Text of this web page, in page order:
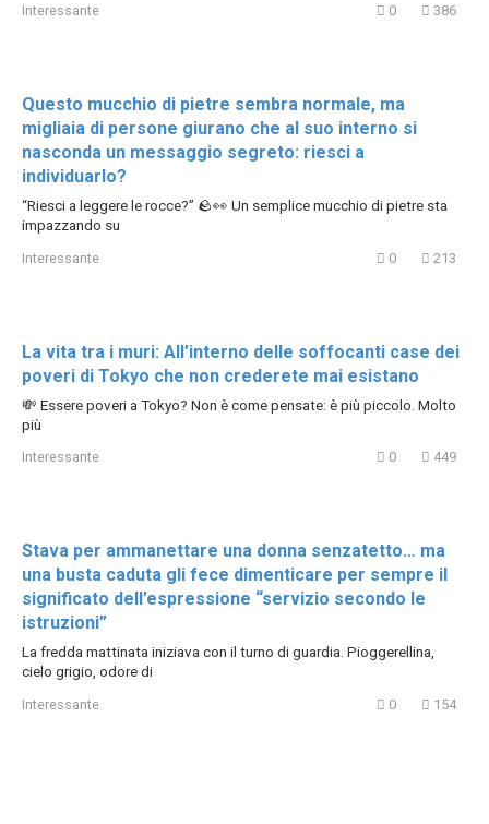
Interessante 0 386
Questo mucchio di pietre sembra normale, ma
migliaia di persone giurano che al suo interno si
nasconda un messaggio segreto: riesci a
individuarlo?
“Riesci a leggere le rocce?” 🪨👀 Un semplice mucchio di pietre sta
impazzando su
Interessante 0 213
La vita tra i muri: All’interno delle soffocanti case dei
poveri di Tokyo che non crederete mai esistano
💸 Essere poveri a Tokyo? Non è come pensate: è più piccolo. Molto
più
Interessante 0 449
Stava per ammanettare una donna senzatetto… ma
una busta caduta gli fece dimenticare per sempre il
significato dell’espressione “servizio secondo le
istruzioni”
La fredda mattinata iniziava con il turno di guardia. Pioggerellina,
cielo grigio, odore di
Interessante 0 154